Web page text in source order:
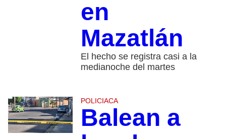
en
Mazatlán
El hecho se registra casi a la
medianoche del martes
POLICIACA
Balean a